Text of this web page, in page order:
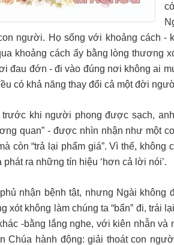
người. Họ sống với khoảng cách-
khoảng cách ấy bằng lòng thương
đau đớn -đi vào đúng nơi không ai
có khả năng thay đổi cả một đời
khi người phong được sạch,
quan” - được nhìn nhận như một
còn“trả lại phẩm giá”. Vì thế, không
phátra những tín hiệu ‘hơn cả lời nói’.
nhận bệnh tật, nhưng Ngài
xót không làm chúng ta “bẩn” đi, trái
-bằng lắng nghe, với kiên nhẫn và
Chúa hành động: giải thoát con